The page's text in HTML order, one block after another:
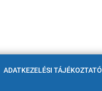
ADATKEZELÉSI TÁJÉKOZTATÓ